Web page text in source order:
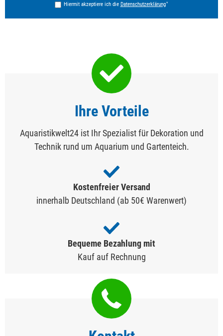
Hiermit akzeptiere ich die Daten­schutz­erklärung*
Ihre Vorteile
Aquaristikwelt24 ist Ihr Spezialist für Dekoration und
Technik rund um Aquarium und Gartenteich.
Kostenfreier Versand
innerhalb Deutschland (ab 50€ Warenwert)
Bequeme Bezahlung mit
Kauf auf Rechnung